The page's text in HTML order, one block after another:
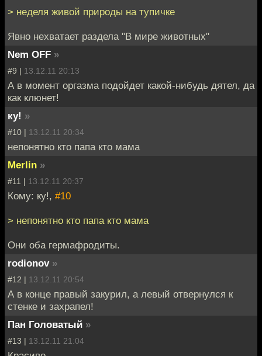
> неделя живой природы на тупичке
Явно нехватает раздела "В мире животных"
Nem OFF »
#9 | 13.12.11 20:13
А в момент оргазма подойдет какой-нибудь дятел, да
как клюнет!
ку! »
#10 | 13.12.11 20:34
непонятно кто папа кто мама
Merlin »
#11 | 13.12.11 20:37
Кому: ку!, #10
> непонятно кто папа кто мама
Они оба гермафродиты.
rodionov »
#12 | 13.12.11 20:54
А в конце правый закурил, а левый отвернулся к
стенке и захрапел!
Пан Головатый »
#13 | 13.12.11 21:04